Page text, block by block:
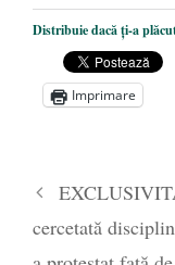
Dezvăluiri
Zelensky
Statul care
poetului
- 16
Distribuie dacă ți-a
Imprimare
cercetată